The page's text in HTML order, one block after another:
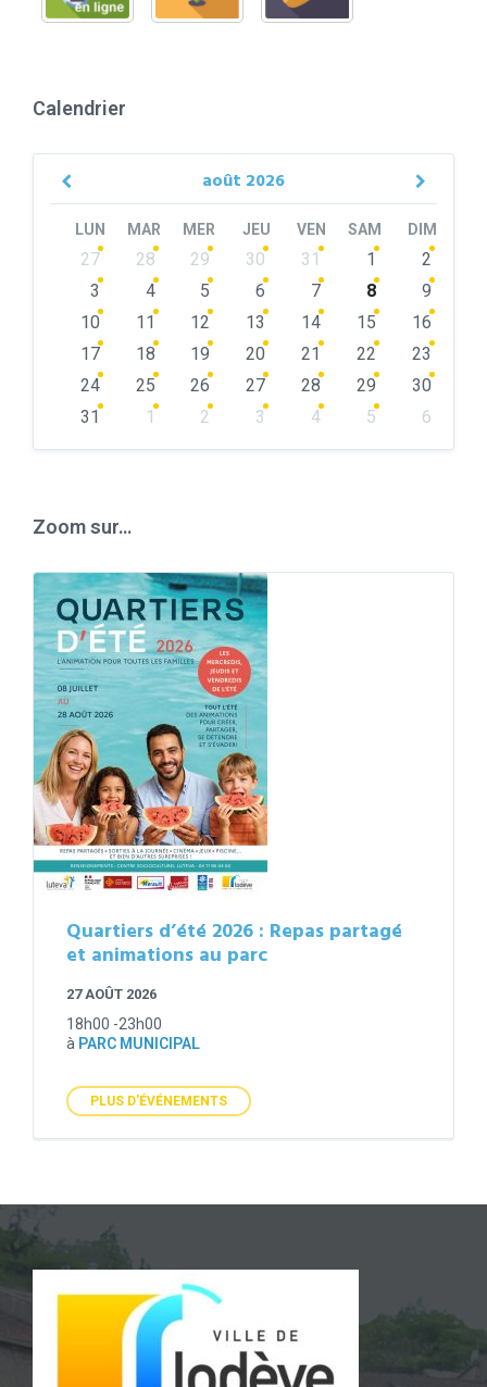
Calendrier
août 2026
Previous
LUN MAR MER JEU VEN SAM DIM
Skip
calendar
27 28 29 30 31 1
2
3
4 5 6 7 8
9
10
11 12 13 14 15
16
17
18 19 20 21 22
23
24
25 26 27 28 29
30
31
1 2 3 4 5
6
Zoom sur…
Quartiers d’été 2026 : Repas partagé
et animations au parc
27 AOÛT 2026
18h00 -23h00
à PARC MUNICIPAL
PLUS D'ÉVÉNEMENTS